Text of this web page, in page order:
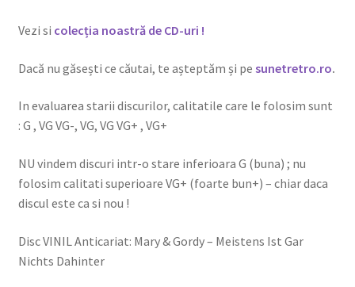
Vezi si colecția noastră de CD-uri !
Dacă nu găsești ce căutai, te așteptăm și pe sunetretro.ro.
In evaluarea starii discurilor, calitatile care le folosim sunt
: G , VG VG-, VG, VG VG+ , VG+
NU vindem discuri intr-o stare inferioara G (buna) ; nu
folosim calitati superioare VG+ (foarte bun+) – chiar daca
discul este ca si nou !
Disc VINIL Anticariat: Mary & Gordy – Meistens Ist Gar
Nichts Dahinter